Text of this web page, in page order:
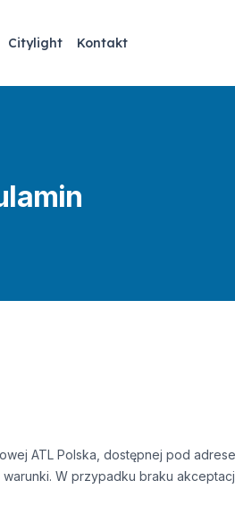
Citylight Kontakt
ATL Polska, dostępnej pod
W przypadku braku